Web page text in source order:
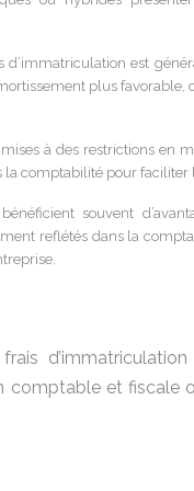
d’immatriculation est
plus
à des restrictions en
comptabilité pour faciliter
souvent
reflétés dans la
comptable et